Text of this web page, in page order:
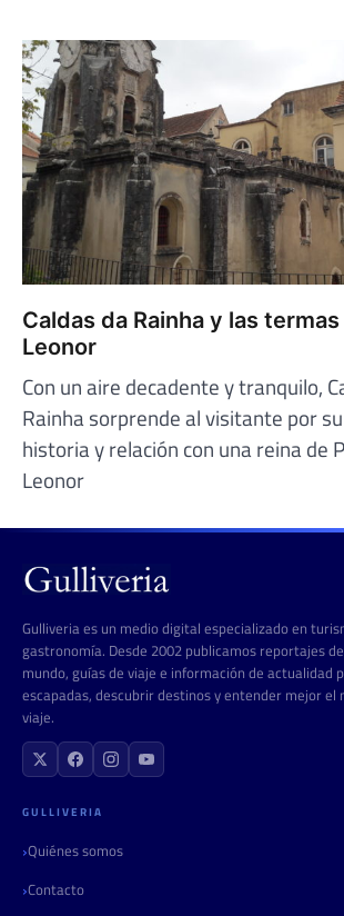
Caldas da Rainha y las
Leonor
Con un aire decadente y tranquilo,
Rainha sorprende al visitante por
historia y relación con una reina de
Leonor
Gulliveria es un medio digital especializado en
gastronomía. Desde 2002 publicamos reportajes
mundo, guías de viaje e información de actualidad
escapadas, descubrir destinos y entender mejor el
viaje.
GULLIVERIA
Quiénes somos
Contacto